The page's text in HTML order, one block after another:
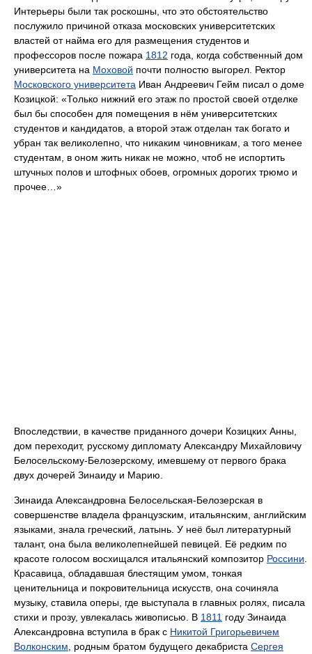
Интерьеры были так роскошны, что это обстоятельство
послужило причиной отказа московских университетских
властей от найма его для размещения студентов и
профессоров после пожара 1812 года, когда собственный дом
университета на Моховой почти полностю выгорел. Ректор
Московского университета Иван Андреевич Гейм писал о доме
Козицкой: «Только нижний его этаж по простой своей отделке
был бы способен для помещения в нём университетских
студентов и кандидатов, а второй этаж отделан так богато и
убран так великолепно, что никаким чиновникам, а того менее
студентам, в оном жить никак не можно, чтоб не испортить
штучных полов и штофных обоев, огромных дорогих трюмо и
прочее…»
Впоследствии, в качестве приданного дочери Козицких Анны,
дом переходит, русскому дипломату Александру Михайловичу
Белосельскому-Белозерскому, имевшему от первого брака
двух дочерей Зинаиду и Марию.
Зинаида Александровна Белосельская-Белозерская в
совершенстве владела французским, итальянским, английским
языками, знала греческий, латынь. У неё был литературный
талант, она была великолепнейшей певицей. Её редким по
красоте голосом восхищался итальянский композитор Россини
Красавица, обладавшая блестящим умом, тонкая
ценительница и покровительница искусств, она сочиняла
музыку, ставила оперы, где выступала в главных ролях, писала
стихи и прозу, увлекалась живописью. В 1811 году Зинаида
Александровна вступила в брак с Никитой Григорьевичем
Волконским , родным братом будущего декабриста Сергея